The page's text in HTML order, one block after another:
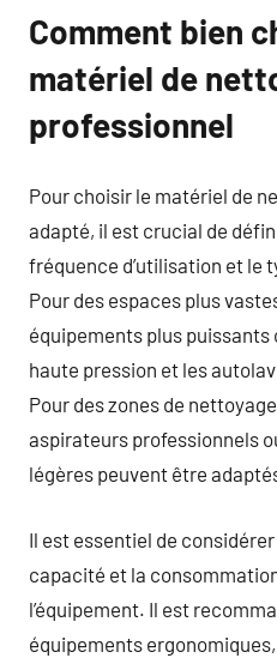
Comment bien
matériel de
professionnel
Pour choisir le matériel de
adapté, il est crucial de
fréquence d’utilisation et le
Pour des espaces plus
équipements plus
haute pression et les
Pour des zones de
aspirateurs professionnels
légères peuvent être
Il est essentiel de
capacité et la
l’équipement. Il est
équipements